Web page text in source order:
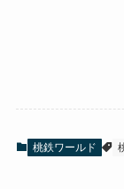
桃鉄ワールド